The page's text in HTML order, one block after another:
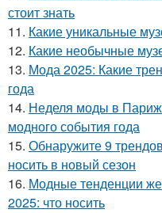
стоит знать
11. Какие уникальные
12. Какие необычные
13. Мода 2025: Какие
года
14. Неделя моды в
модного события года
15. Обнаружите 9
носить в новый сезон
16. Модные тенденции
2025: что носить